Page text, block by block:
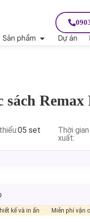
Sản phẩm Dự án
Remax
05 set
Thời
xuất:
kế và in ấn Miễn phí vận